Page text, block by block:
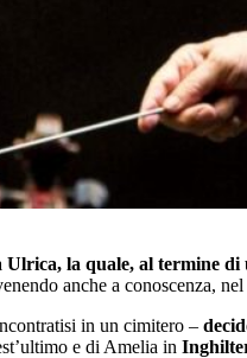
Ulrica, la quale, al termine
anche a conoscenza,
in un cimitero –
e di Amelia in